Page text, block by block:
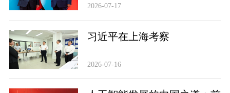
2026-07-17
习近平在上海考察
2026-07-16